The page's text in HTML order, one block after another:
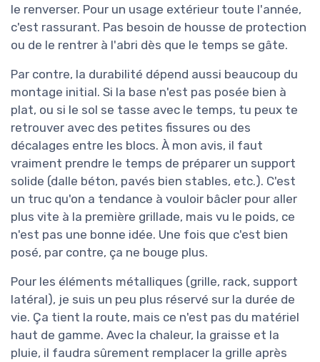
le renverser. Pour un usage extérieur toute l'année,
c'est rassurant. Pas besoin de housse de protection
ou de le rentrer à l'abri dès que le temps se gâte.
Par contre, la durabilité dépend aussi beaucoup du
montage initial. Si la base n'est pas posée bien à
plat, ou si le sol se tasse avec le temps, tu peux te
retrouver avec des petites fissures ou des
décalages entre les blocs. À mon avis, il faut
vraiment prendre le temps de préparer un support
solide (dalle béton, pavés bien stables, etc.). C'est
un truc qu'on a tendance à vouloir bâcler pour aller
plus vite à la première grillade, mais vu le poids, ce
n'est pas une bonne idée. Une fois que c'est bien
posé, par contre, ça ne bouge plus.
Pour les éléments métalliques (grille, rack, support
latéral), je suis un peu plus réservé sur la durée de
vie. Ça tient la route, mais ce n'est pas du matériel
haut de gamme. Avec la chaleur, la graisse et la
pluie, il faudra sûrement remplacer la grille après